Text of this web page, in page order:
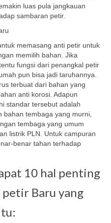
luas pula jangkauan
sambaran petir.
memasang anti petir untuk
memilih bahan. Jika
fungsi dari penangkal petir
pun bisa jadi taruhannya.
terbuat dari bahan yang
anti korosi. Adapun
standar tersebut adalah
bahan tembaga yang murni,
tembaga yang umum
listrik PLN. Untuk campuran
benar tahan terhadap
10 hal penting
Baru yang